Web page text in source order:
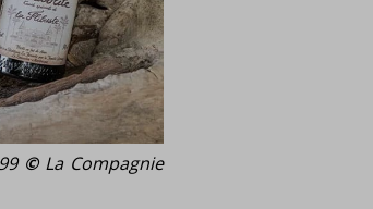
© La Compagnie